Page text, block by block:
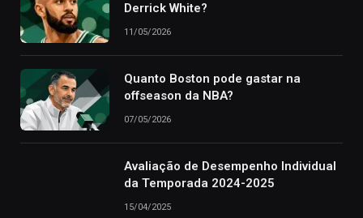
Derrick White?
11/05/2026
Quanto Boston pode gastar na
offseason da NBA?
07/05/2026
Avaliação de Desempenho Individual
da Temporada 2024-2025
15/04/2025